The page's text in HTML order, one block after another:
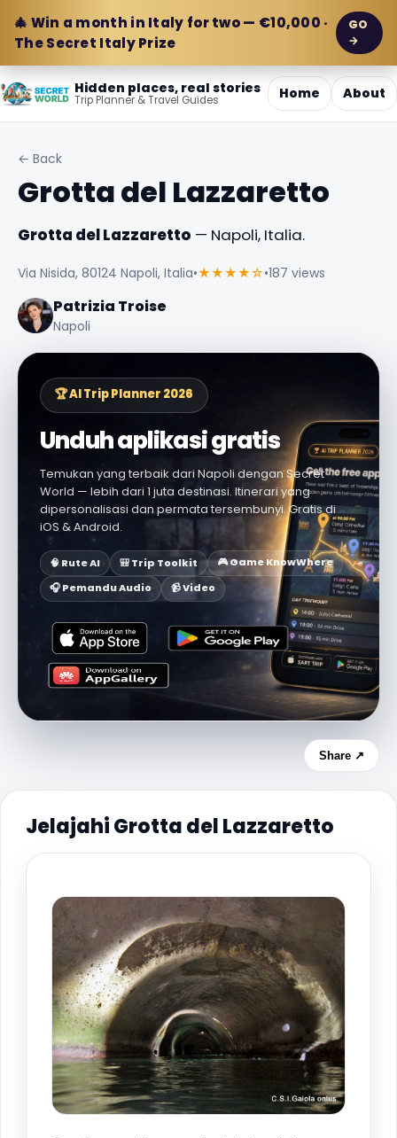
🎄 Win a month in Italy for two — €10,000 ·
The Secret Italy Prize
GO
→
Hidden places, real stories
Trip Planner & Travel Guides Home About
← Back
Grotta del Lazzaretto
Grotta del Lazzaretto — Napoli, Italia.
Via Nisida, 80124 Napoli, Italia•★★★★☆•187 views
Patrizia Troise
Napoli
🏆 AI Trip Planner 2026
Unduh aplikasi gratis
Temukan yang terbaik dari Napoli dengan Secret
World — lebih dari 1 juta destinasi. Itinerari yang
dipersonalisasi dan permata tersembunyi. Gratis di
iOS & Android.
🧠 Rute AI 🎒 Trip Toolkit
🎮 Game KnowWhere
🎧 Pemandu Audio
📹 Video
Share ↗
Jelajahi Grotta del Lazzaretto